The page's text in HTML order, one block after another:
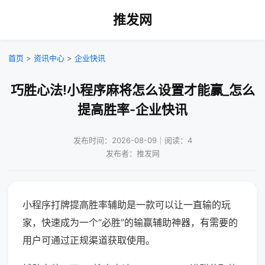
推发网
首页 > 资讯中心 > 企业快讯
巧胜心法!小程序麻将怎么设置才能赢_怎么
提高胜率-企业快讯
发布时间：2026-08-09｜阅读：4
发布者：推发网
小程序打牌提高胜率辅助是一款可以让一直输的玩
家，快速成为一个“必胜”的输赢辅助神器，有需要的
用户可通过正规渠道获取使用。